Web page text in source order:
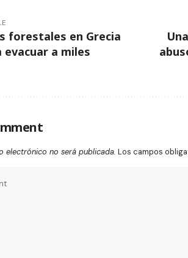
forestales en Grecia
evacuar a miles
electrónico no será publicada. Los campos